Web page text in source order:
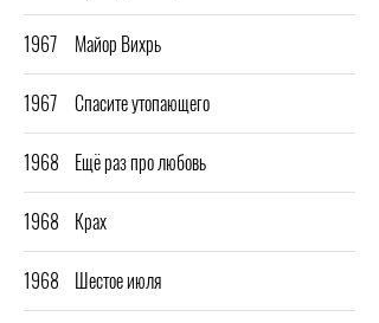
1967 Майор Вихрь
1967 Спасите утопающего
1968 Ещё раз про любовь
1968 Крах
1968 Шестое июля